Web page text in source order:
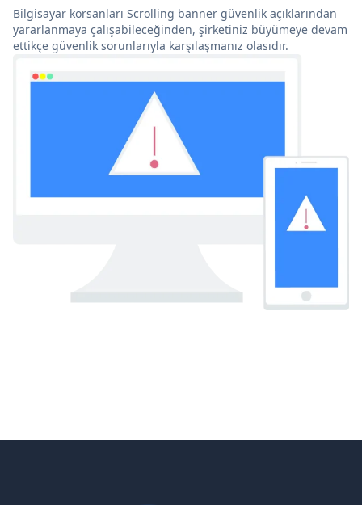
Bilgisayar korsanları Scrolling banner güvenlik açıklarından
yararlanmaya çalışabileceğinden, şirketiniz büyümeye devam
ettikçe güvenlik sorunlarıyla karşılaşmanız olasıdır.